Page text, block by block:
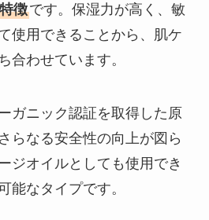
徴です。保湿力が高く、敏
使用できることから、肌ケ
合わせています。
ガニック認証を取得した原
らなる安全性の向上が図ら
ジオイルとしても使用でき
能なタイプです。